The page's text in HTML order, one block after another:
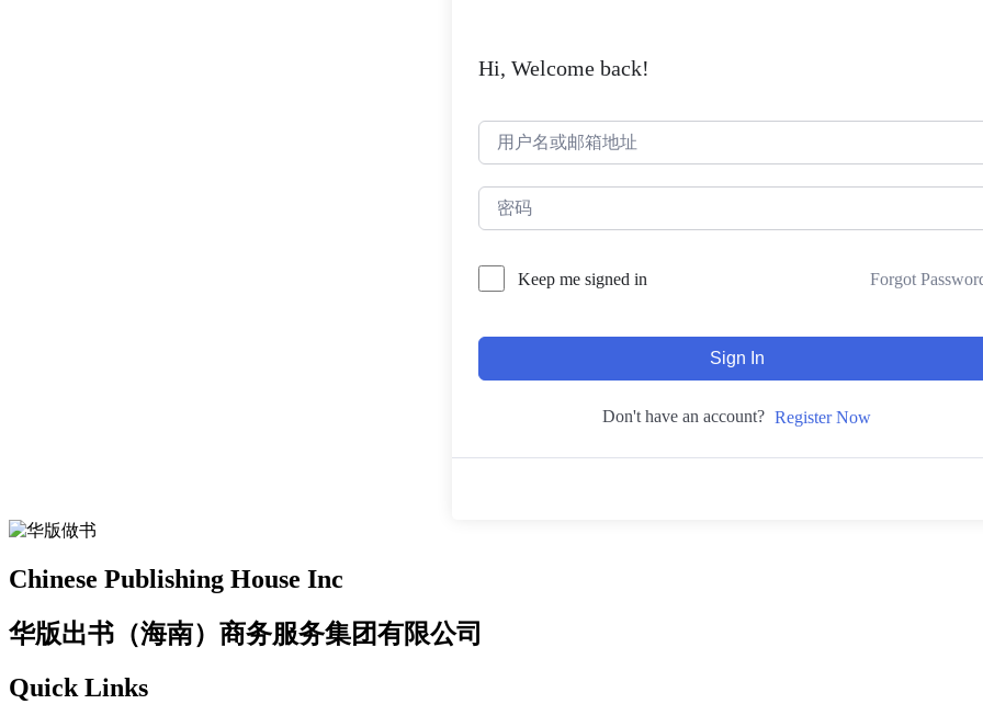
Hi, Welcome back!
Keep me signed in Forgot
Sign In
Don't have an account? Register Now
Chinese Publishing House Inc
华版出书（海南）商务服务集团有限公司
Quick Links